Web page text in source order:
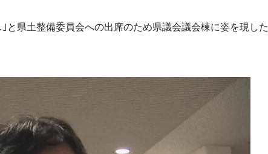
県土整備委員会への出席のため県議会議会棟に姿を現した